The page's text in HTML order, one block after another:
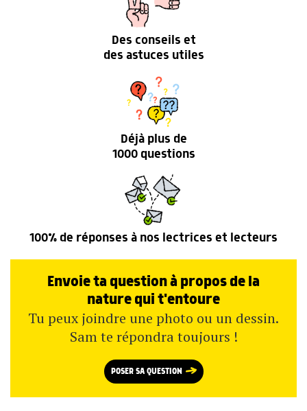
Des conseils et
des astuces utiles
Déjà plus de
1000 questions
100% de réponses à nos lectrices et lecteurs
Envoie ta question à propos de la
nature qui t'entoure
Tu peux joindre une photo ou un dessin.
Sam te répondra toujours !
POSER SA QUESTION